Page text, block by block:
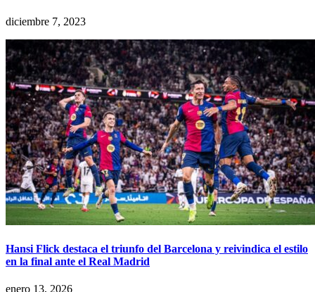
diciembre 7, 2023
Hansi Flick destaca el triunfo del Barcelona y reivindica el estilo
en la final ante el Real Madrid
enero 13, 2026